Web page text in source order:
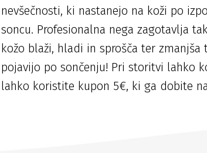
nevšečnosti, ki nastanejo na koži po
soncu. Profesionalna nega zagotavlja
kožo blaži, hladi in sprošča ter zmanjša
pojavijo po sončenju! Pri storitvi lahko
lahko koristite kupon 5€, ki ga dobite